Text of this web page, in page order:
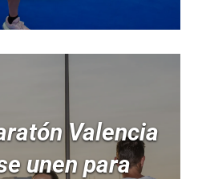
Valencia
unen para